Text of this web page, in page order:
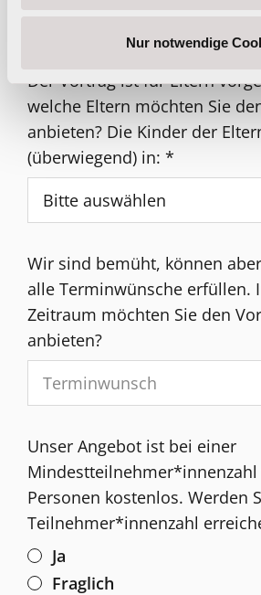
Nur notwendige
Der Vortrag ist für Eltern
welche Eltern möchten Sie
anbieten? Die Kinder der
(überwiegend) in: *
Wir sind bemüht, können
alle Terminwünsche erfüllen.
Zeitraum möchten Sie den
anbieten?
Unser Angebot ist bei einer
Mindestteilnehmer*innenzahl
Personen kostenlos. Werden
Teilnehmer*innenzahl
Ja
Fraglich